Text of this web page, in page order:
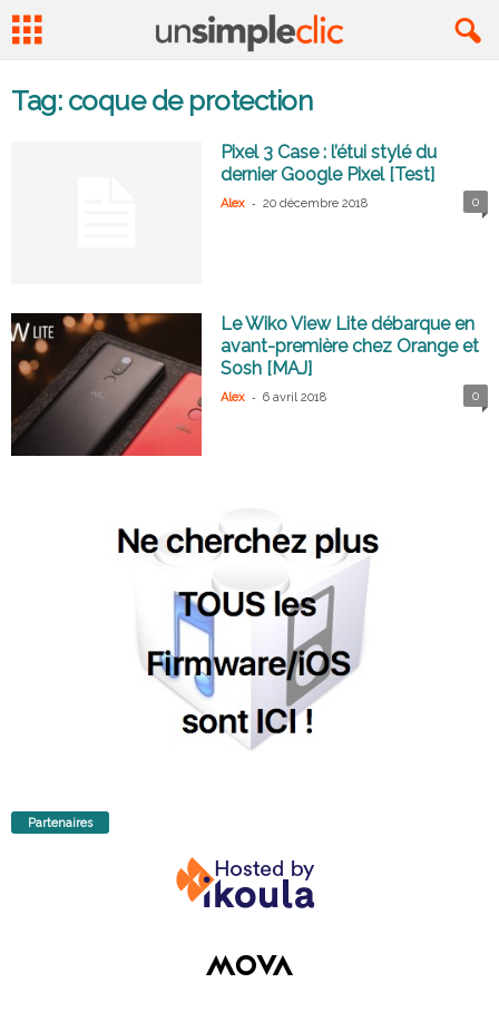
Tag: coque de protection
Pixel 3 Case : l’étui stylé du
dernier Google Pixel [Test]
Alex - 20 décembre 2018 0
Le Wiko View Lite débarque en
avant-première chez Orange et
Sosh [MAJ]
Alex - 6 avril 2018 0
Partenaires